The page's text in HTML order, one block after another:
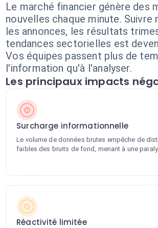
Le marché financier génère des
nouvelles chaque minute. Suivre
les annonces, les résultats
tendances sectorielles est
Vos équipes passent plus de
l'information qu'à l'analyser.
Les principaux impacts
Surcharge informationnelle
Le volume de données brutes empêche de
faibles des bruits de fond, menant à une
Réactivité limitée